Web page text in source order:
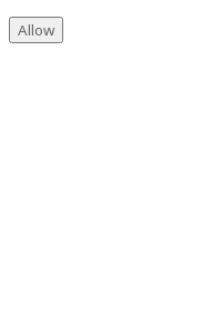
Allow